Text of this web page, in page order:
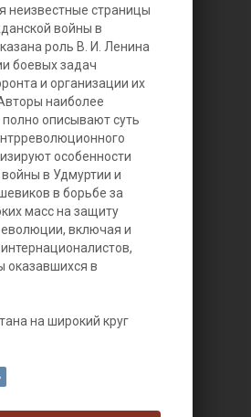
неизвестные страницы
войны в
роль В. И. Ленина
боевых задач
и организации их
наиболее
полно описывают суть
особенности
в Удмуртии и
в борьбе за
масс на защиту
включая и
оказавшихся в
на широкий круг